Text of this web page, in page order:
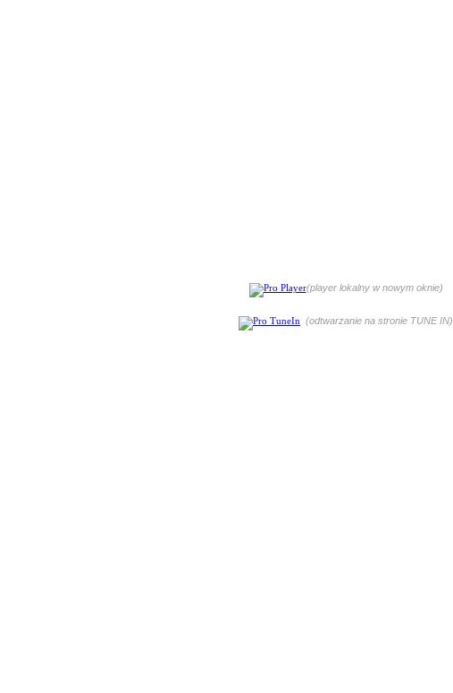
(player lokalny w nowym oknie)
(odtwarzanie na stronie TUNE IN)